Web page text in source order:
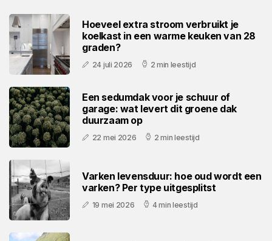
Hoeveel extra stroom verbruikt je
koelkast in een warme keuken van 28
graden?
24 juli 2026 2 min leestijd
Een sedumdak voor je schuur of
garage: wat levert dit groene dak
duurzaam op
22 mei 2026 2 min leestijd
Varken levensduur: hoe oud wordt een
varken? Per type uitgesplitst
19 mei 2026 4 min leestijd